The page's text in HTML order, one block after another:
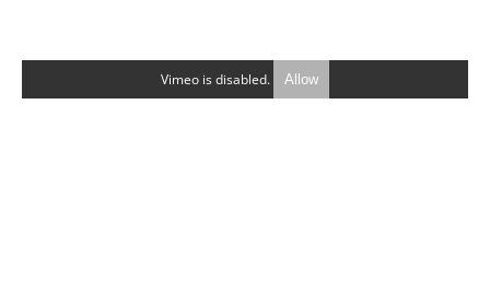
Vimeo is disabled. Allow